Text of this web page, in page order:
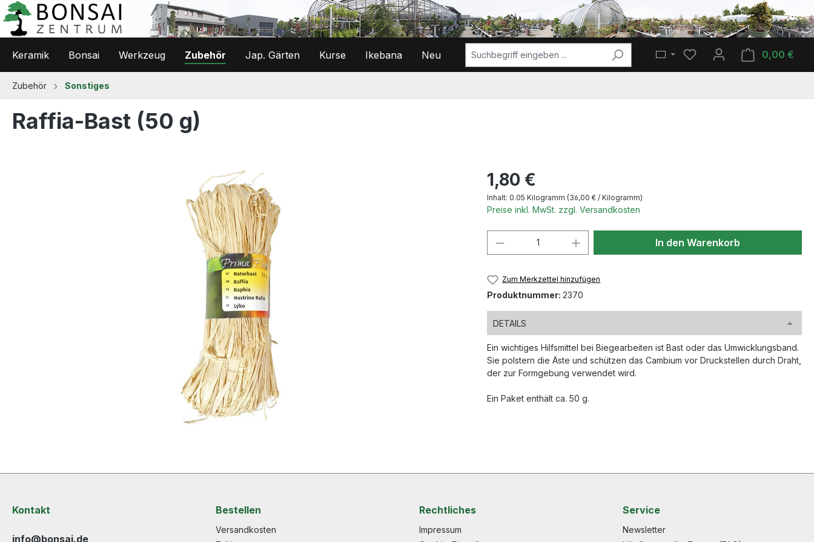
Hauptinhalt springen
Zur Suche springen
Zur Hauptnavigation springen
Keramik Bonsai Werkzeug Zubehör Jap. Gärten Kurse Ikebana Neu Du hast 0 Produkte auf
0,00 €
Zubehör Sonstiges
Raffia-Bast (50 g)
Regulärer Preis:
1,80 €
Inhalt: 0.05 Kilogramm (36,00 € / Kilogramm)
Preise inkl. MwSt. zzgl. Versandkosten
Produkt Anzahl: Gib den gewünschten Wert
In den Warenkorb
Zum Merkzettel hinzufügen
Produktnummer: 2370
DETAILS
Ein wichtiges Hilfsmittel bei Biegearbeiten ist Bast oder das Umwicklungsband.
Sie polstern die Äste und schützen das Cambium vor Druckstellen durch Draht,
der zur Formgebung verwendet wird.
Ein Paket enthält ca. 50 g.
Kontakt
info@bonsai.de
Bestellen
Versandkosten
Rechtliches
Impressum
Service
Newsletter